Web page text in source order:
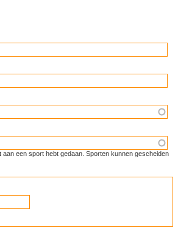
aan een sport hebt gedaan. Sporten kunnen gescheiden